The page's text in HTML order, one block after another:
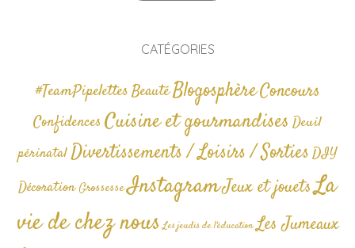
CATÉGORIES
#TeamPipelettesBeautéBlogosphèreConcours
Confidences Cuisine et gourmandises Deuil
périnatalDivertissements / Loisirs / SortiesDIY
Décoration GrossesseInstagramJeux et jouetsLa
vie de chez nous Les jeudis de l'éducation Les Jumeaux